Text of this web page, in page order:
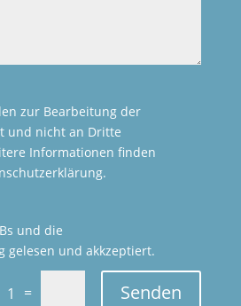
zur Bearbeitung der
und nicht an Dritte
Informationen finden
und die
gelesen und akkzeptiert.
= Senden